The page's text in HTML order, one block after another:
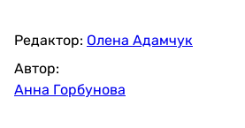
Редактор: Олена Адамчук
Автор:
Анна Горбунова